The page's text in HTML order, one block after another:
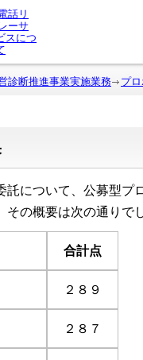
診断推進事業実施業務 プ
について、公募型プ
の概要は次の通りで
合計点
２８９
２８７